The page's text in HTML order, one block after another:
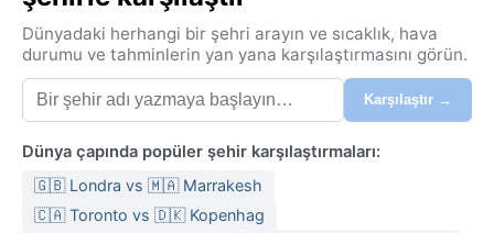
karasal iklimin ılıman yazlı türüdür. Yazlar kısa ve ılık
geçer; temmuz-ağustos aylarında sıcaklık genelde 15-
20°C arasındadır, ancak sık sık yağmur görülür. Kışlar
ise uzun, soğuk ve karlıdır; ocak-şubat ortalaması
-5°C civarında olup zamanla -15°C’ye kadar düşebilir.
Nem oranı yıl boyu yüksektir, özellikle kıyı kesiminde
sis ve pus sık yaşanır. Seyahat için kat kat giyim, su
geçirmez bir ceket ve sağlam ayakkabılar önerilir;
Dünyadaki herhangi bir şehri arayın ve sıcaklık, hava
durumu ve tahminlerin yan yana karşılaştırmasını görün.
Karşılaştır →
Dünya çapında popüler şehir karşılaştırmaları:
🇬🇧 Londra vs 🇲🇦 Marrakesh
🇨🇦 Toronto vs 🇩🇰 Kopenhag